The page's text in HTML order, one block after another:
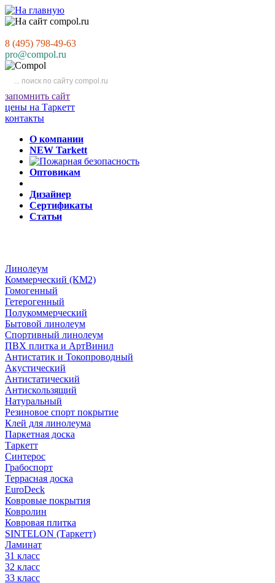
8 (495) 798-49-63
pro@compol.ru
запомнить сайт
цены на Таркетт
контакты
О компании
NEW Tarkett
Оптовикам
Дизайнер
Сертификаты
Статьи
Линолеум
Коммерческий (КМ2)
Гомогенный
Гетерогенный
Полукоммерческий
Бытовой линолеум
Спортивный линолеум
ПВХ плитка и АртВинил
Антистатик и Токопроводный
Акустический
Антистатический
Антискользящий
Натуральный
Резиновое спорт покрытие
Клей для линолеума
Паркетная доска
Таркетт
Синтерос
Грабоспорт
Террасная доска
EuroDeck
Ковровые покрытия
Ковролин
Ковровая плитка
SINTELON (Таркетт)
Ламинат
31 класс
32 класс
33 класс